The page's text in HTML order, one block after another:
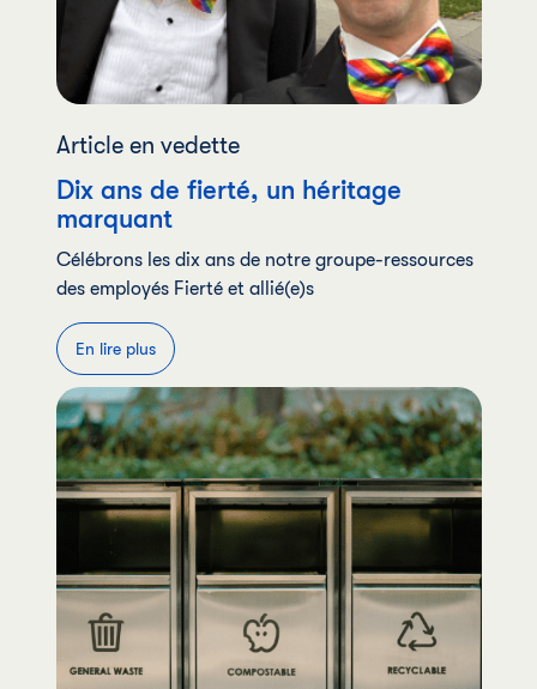
Article en vedette
Dix ans de fierté, un héritage
marquant
Célébrons les dix ans de notre groupe-ressources
des employés Fierté et allié(e)s
En lire plus